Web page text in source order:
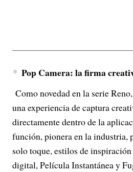
Pop Camera: la firma
Como novedad en la serie
una experiencia de captura
directamente dentro de la
función, pionera en la industria,
solo toque, estilos de
digital, Película Instantánea y